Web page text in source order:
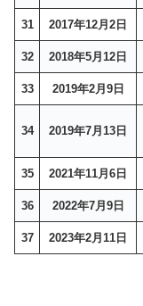
31 2017年12月2日
32 2018年5月12日
33 2019年2月9日
34 2019年7月13日
35 2021年11月6日
36 2022年7月9日
37 2023年2月11日